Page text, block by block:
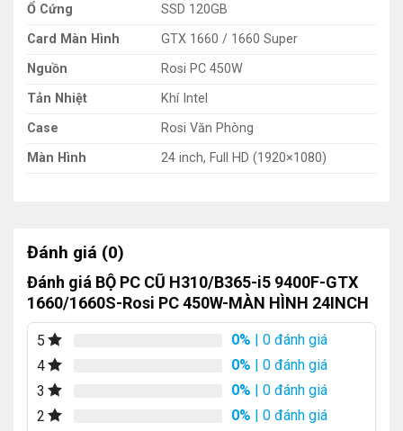
Ổ Cứng
SSD 120GB
Card Màn Hình
GTX 1660 / 1660 Super
Nguồn
Rosi PC 450W
Tản Nhiệt
Khí Intel
Case
Rosi Văn Phòng
Màn Hình
24 inch, Full HD (1920×1080)
Đánh giá (0)
Đánh giá BỘ PC CŨ H310/B365-i5 9400F-GTX
1660/1660S-Rosi PC 450W-MÀN HÌNH 24INCH
5 0% | 0 đánh giá
4
0% | 0 đánh giá
3
0% | 0 đánh giá
2
0% | 0 đánh giá